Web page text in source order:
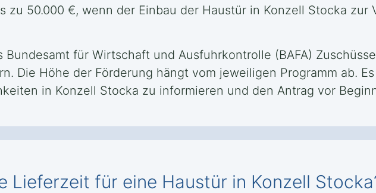
zu 50.000 €, wenn der Einbau der Haustür in Konzell Stocka zur
Bundesamt für Wirtschaft und Ausfuhrkontrolle (BAFA)
Die Höhe der Förderung hängt vom jeweiligen Programm ab.
in Konzell Stocka zu informieren und den Antrag vor
Lieferzeit für eine Haustür in Konzell